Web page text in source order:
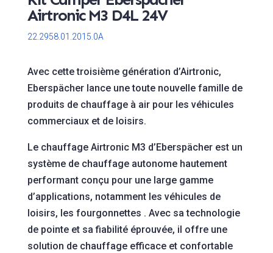
Airtronic M3 D4L 24V
22.2958.01.2015.0A
Avec cette troisième génération d’Airtronic,
Eberspächer lance une toute nouvelle famille de
produits de chauffage à air pour les véhicules
commerciaux et de loisirs.
Le chauffage Airtronic M3 d’Eberspächer est un
système de chauffage autonome hautement
performant conçu pour une large gamme
d’applications, notamment les véhicules de
loisirs, les fourgonnettes . Avec sa technologie
de pointe et sa fiabilité éprouvée, il offre une
solution de chauffage efficace et confortable